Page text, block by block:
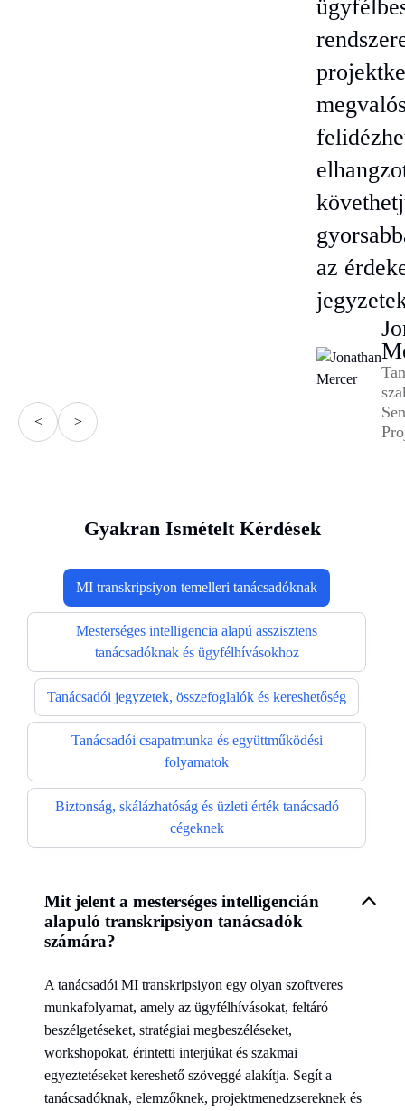
< >
az
Gyakran Ismételt Kérdések
MI transkripsiyon temelleri tanácsadóknak
Mesterséges intelligencia alapú asszisztens
tanácsadóknak és ügyfélhívásokhoz
Tanácsadói jegyzetek, összefoglalók és kereshetőség
Tanácsadói csapatmunka és együttműködési
folyamatok
Biztonság, skálázhatóság és üzleti érték tanácsadó
cégeknek
Mit jelent a mesterséges intelligencián
alapuló transkripsiyon tanácsadók
számára?
A tanácsadói MI transkripsiyon egy olyan szoftveres
munkafolyamat, amely az ügyfélhívásokat, feltáró
beszélgetéseket, stratégiai megbeszéléseket,
workshopokat, érintetti interjúkat és szakmai
egyeztetéseket kereshető szöveggé alakítja. Segít a
tanácsadóknak, elemzőknek, projektmenedzsereknek és